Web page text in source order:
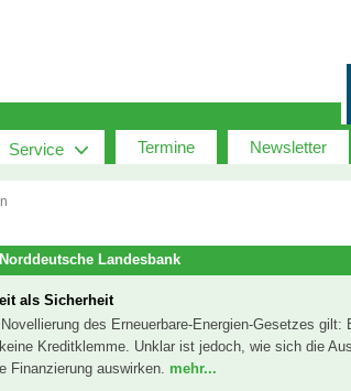
Service Termine Newsletter
Landesbank
als Sicherheit
des Erneuerbare-Energien-Gesetzes gilt:
Kreditklemme. Unklar ist jedoch, wie sich die
Finanzierung auswirken. mehr...